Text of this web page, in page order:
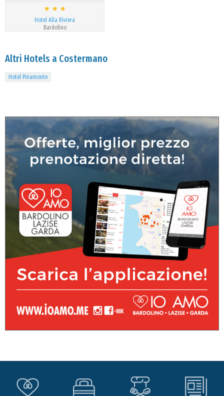
Hotel Alla Riviera
Bardolino
Altri Hotels a Costermano
Hotel Pinamonte